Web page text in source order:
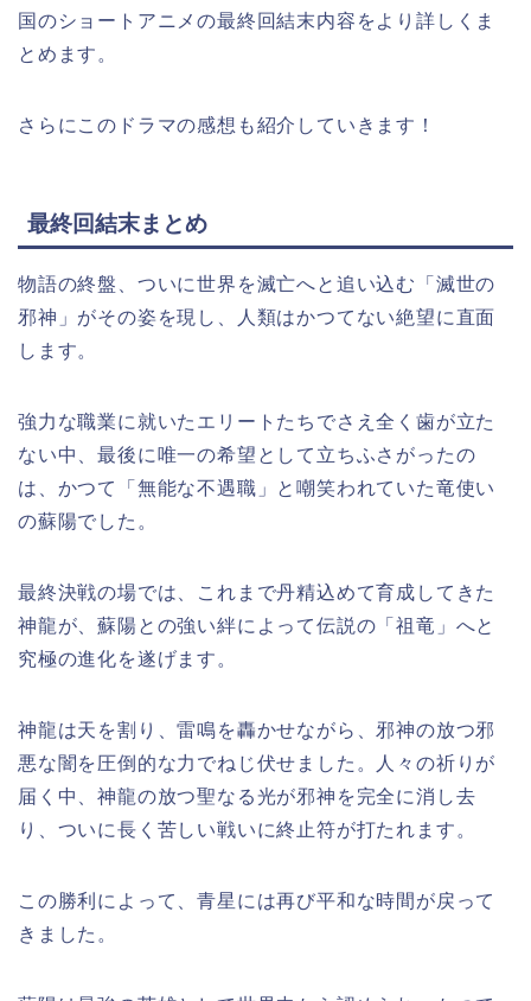
国 のショートアニメの最終回結末内容をより詳しくま
とめます。
さらにこのドラマの感想も紹介していきます！
最終回結末まとめ
物語の終盤、ついに世界を滅亡へと追い込む「滅世の
邪神」がその姿を現し、人類はかつてない絶望に直面
します。
強力な職業に就いたエリートたちでさえ全く歯が立た
ない中、最後に唯一の希望として立ちふさがったの
は、かつて「無能な不遇職」と嘲笑われていた竜使い
の蘇陽でした。
最終決戦の場では、これまで丹精込めて育成してきた
神龍が、蘇陽との強い絆によって伝説の「祖竜」へと
究極の進化を遂げます。
神龍は天を割り、雷鳴を轟かせながら、邪神の放つ邪
悪な闇を圧倒的な力でねじ伏せました。人々の祈りが
届く中、神龍の放つ聖なる光が邪神を完全に消し去
り、ついに長く苦しい戦いに終止符が打たれます。
この勝利によって、青星には再び平和な時間が戻って
きました。